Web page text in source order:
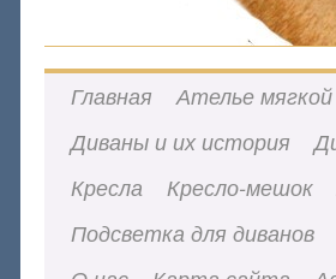
Главная Ателье
Диваны и их история
Кресла
Кресло-мешок
Подсветка для диванов